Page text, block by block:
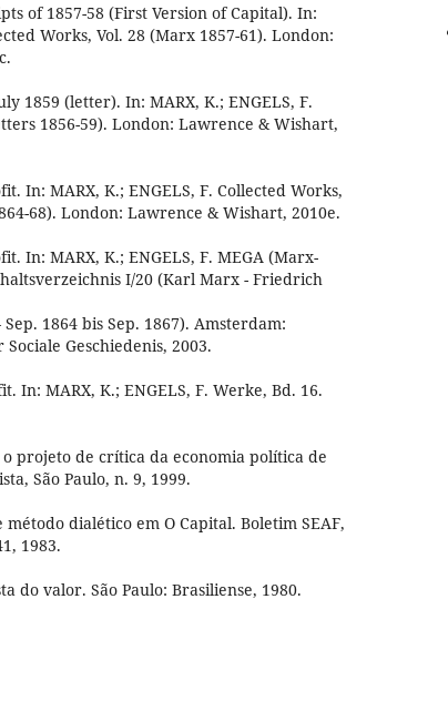
of 1857-58 (First Version of Capital). In:
Works, Vol. 28 (Marx 1857-61). London:
1859 (letter). In: MARX, K.; ENGELS, F.
1856-59). London: Lawrence & Wishart,
In: MARX, K.; ENGELS, F. Collected Works,
68). London: Lawrence & Wishart, 2010e.
In: MARX, K.; ENGELS, F. MEGA (Marx-
I/20 (Karl Marx - Friedrich
1864 bis Sep. 1867). Amsterdam:
Geschiedenis, 2003.
In: MARX, K.; ENGELS, F. Werke, Bd. 16.
o projeto de crítica da economia política de
São Paulo, n. 9, 1999.
método dialético em O Capital. Boletim SEAF,
1983.
do valor. São Paulo: Brasiliense, 1980.